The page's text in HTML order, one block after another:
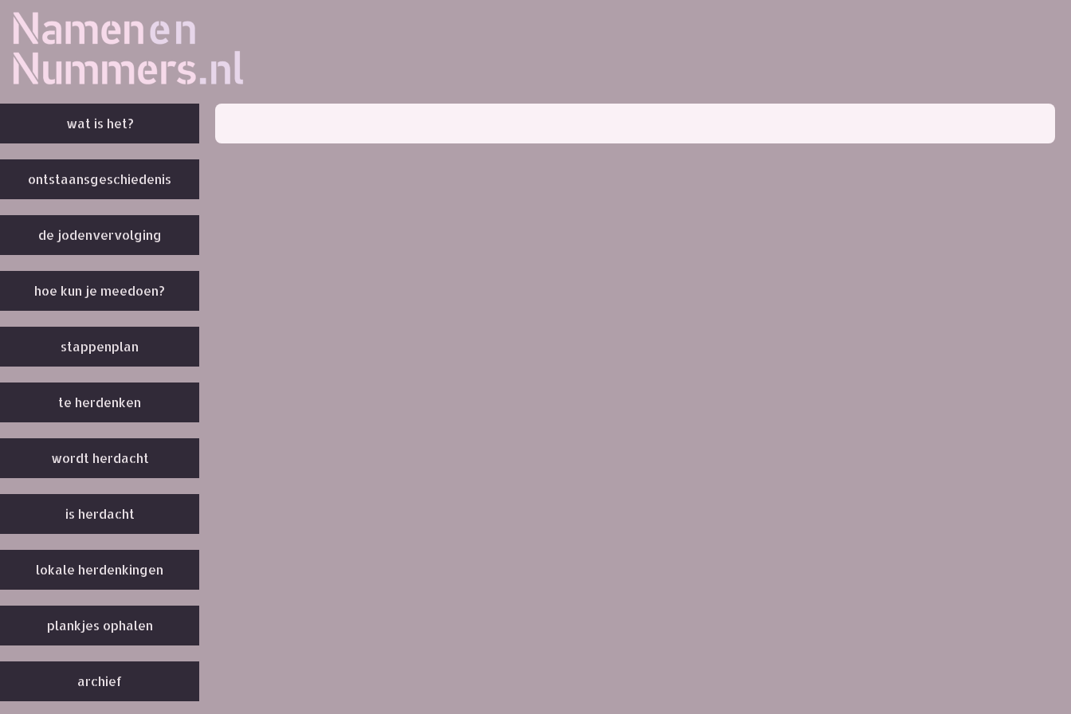
wat is het?
ontstaansgeschiedenis
de jodenvervolging
hoe kun je meedoen?
stappenplan
te herdenken
wordt herdacht
is herdacht
lokale herdenkingen
plankjes ophalen
archief